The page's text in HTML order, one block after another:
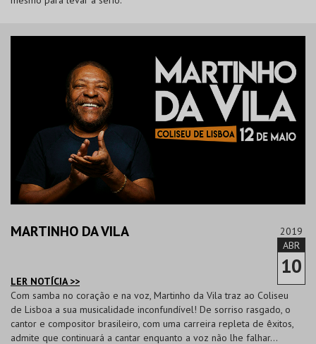
MARTINHO DA VILA
LER NOTÍCIA >>
2019
ABR
10
Com samba no coração e na voz, Martinho da Vila traz ao Coliseu
de Lisboa a sua musicalidade inconfundível! De sorriso rasgado, o
cantor e compositor brasileiro, com uma carreira repleta de êxitos,
admite que continuará a cantar enquanto a voz não lhe falhar…